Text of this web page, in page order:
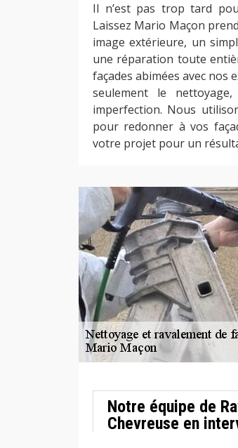
Il n’est pas trop tard
Laissez Mario Maçon
image extérieure, un
une réparation toute
façades abimées avec nos
seulement le
imperfection. Nous
pour redonner à vos
votre projet pour un
Notre équipe de
Chevreuse en